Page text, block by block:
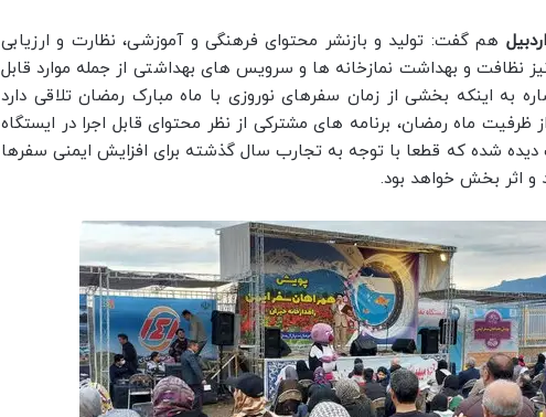
هم گفت: تولید و بازنشر محتوای فرهنگی و آموزشی، نظارت و ارزیابی
نیز نظافت و بهداشت نمازخانه ها و سرویس های بهداشتی از جمله موارد قابل
به اینکه بخشی از زمان سفرهای نوروزی با ماه مبارک رمضان تلاقی دارد
ماه رمضان، برنامه های مشترکی از نظر محتوای قابل اجرا در ایستگاه
دیده شده که قطعا با توجه به تجارب سال گذشته برای افزایش ایمنی سفرها
و اثر بخش خواهد بود.